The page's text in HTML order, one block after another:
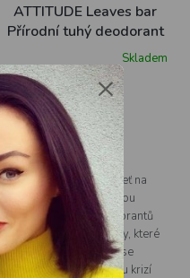
ATTITUDE Leaves bar
Přírodní tuhý deodorant
s vůní bylinek, 85gSkladem
167 Kč bez DPH
202 Kč
DO KOŠÍKU
Posuňte svou péči o pleť na
další úroveň s naší novou
řadou přírodních deodorantů
Leaves bar. Tuhé tyčinky, které
jsou navrženy tak, aby se
vypořádaly s plastovou krizí
×